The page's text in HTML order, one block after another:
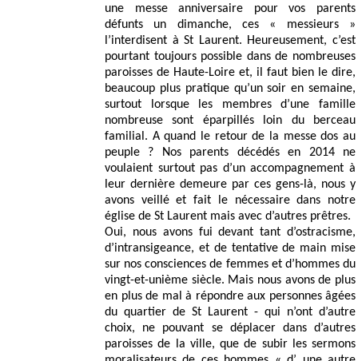
une messe anniversaire pour vos parents
défunts un dimanche, ces « messieurs »
l’interdisent à St Laurent. Heureusement, c’est
pourtant toujours possible dans de nombreuses
paroisses de Haute-Loire et, il faut bien le dire,
beaucoup plus pratique qu’un soir en semaine,
surtout lorsque les membres d’une famille
nombreuse sont éparpillés loin du berceau
familial. A quand le retour de la messe dos au
peuple ? Nos parents décédés en 2014 ne
voulaient surtout pas d’un accompagnement à
leur dernière demeure par ces gens-là, nous y
avons veillé et fait le nécessaire dans notre
église de St Laurent mais avec d’autres prêtres.
Oui, nous avons fui devant tant d’ostracisme,
d’intransigeance, et de tentative de main mise
sur nos consciences de femmes et d’hommes du
vingt-et-unième siècle. Mais nous avons de plus
en plus de mal à répondre aux personnes âgées
du quartier de St Laurent - qui n’ont d’autre
choix, ne pouvant se déplacer dans d’autres
paroisses de la ville, que de subir les sermons